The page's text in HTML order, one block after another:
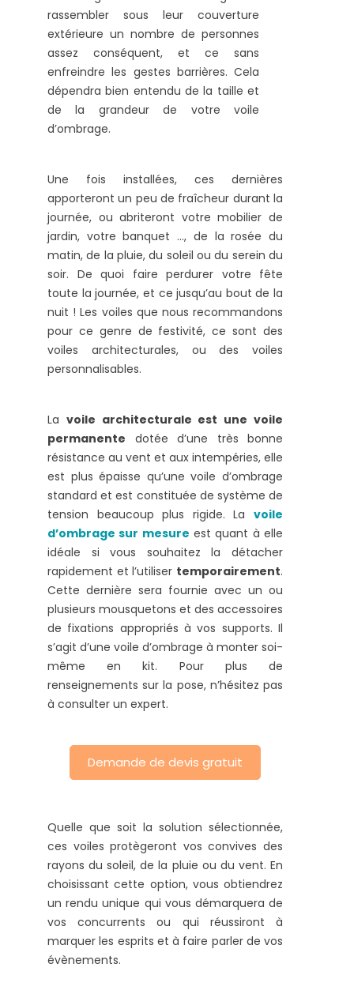
rassembler sous leur couverture
extérieure un nombre de personnes
assez conséquent, et ce sans
enfreindre les gestes barrières. Cela
dépendra bien entendu de la taille et
de la grandeur de votre voile
d’ombrage.
Une fois installées, ces dernières
apporteront un peu de fraîcheur durant la
journée, ou abriteront votre mobilier de
jardin, votre banquet …, de la rosée du
matin, de la pluie, du soleil ou du serein du
soir. De quoi faire perdurer votre fête
toute la journée, et ce jusqu’au bout de la
nuit ! Les voiles que nous recommandons
pour ce genre de festivité, ce sont des
voiles architecturales, ou des voiles
personnalisables.
La voile architecturale est une voile
permanente dotée d’une très bonne
résistance au vent et aux intempéries, elle
est plus épaisse qu’une voile d’ombrage
standard et est constituée de système de
tension beaucoup plus rigide. La voile
d’ombrage sur mesure est quant à elle
idéale si vous souhaitez la détacher
rapidement et l’utiliser temporairement.
Cette dernière sera fournie avec un ou
plusieurs mousquetons et des accessoires
de fixations appropriés à vos supports. Il
s’agit d’une voile d’ombrage à monter soi-
même en kit. Pour plus de
renseignements sur la pose, n’hésitez pas
à consulter un expert.
Demande de devis gratuit
Quelle que soit la solution sélectionnée,
ces voiles protègeront vos convives des
rayons du soleil, de la pluie ou du vent. En
choisissant cette option, vous obtiendrez
un rendu unique qui vous démarquera de
vos concurrents ou qui réussiront à
marquer les esprits et à faire parler de vos
évènements.